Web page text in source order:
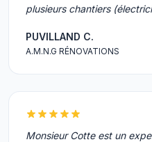
plusieurs chantiers
PUVILLAND C.
A.M.N.G RÉNOVATIONS
Monsieur Cotte est un